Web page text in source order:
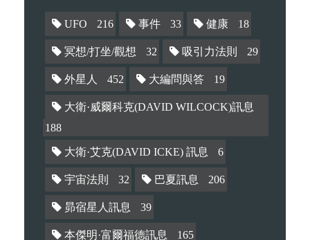
UFO 216 事件 33 健康 18
冥想/打坐/觀想 32 吸引力法則 29
外星人 452 大編問與答 19
大衛·威爾科克(DAVID WILCOCK)訊息
188
大衛·艾克(DAVID ICKE) 訊息 6
宇宙法則 32 巴夏訊息 206
昴宿星人訊息 39
本傑明·富爾福德訊息 165